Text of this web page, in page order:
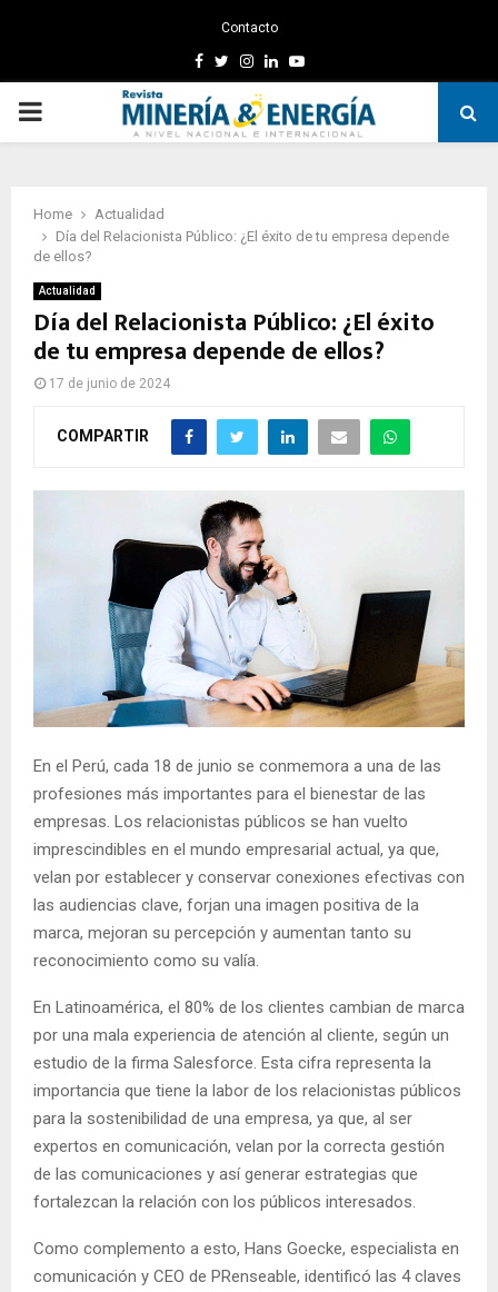
Contacto
Facebook
TwitterInstagram
LinkedinYoutube
PRIMARY
Home
Actualidad
Día del Relacionista Público: ¿El éxito de tu empresa depende
de ellos?
Actualidad
Día del Relacionista Público: ¿El éxito
de tu empresa depende de ellos?
17 de junio de 2024
COMPARTIR
En el Perú, cada 18 de junio se conmemora a una de las
profesiones más importantes para el bienestar de las
empresas. Los relacionistas públicos se han vuelto
imprescindibles en el mundo empresarial actual, ya que,
velan por establecer y conservar conexiones efectivas con
las audiencias clave, forjan una imagen positiva de la
marca, mejoran su percepción y aumentan tanto su
reconocimiento como su valía.
En Latinoamérica, el 80% de los clientes cambian de marca
por una mala experiencia de atención al cliente, según un
estudio de la firma Salesforce. Esta cifra representa la
importancia que tiene la labor de los relacionistas públicos
para la sostenibilidad de una empresa, ya que, al ser
expertos en comunicación, velan por la correcta gestión
de las comunicaciones y así generar estrategias que
fortalezcan la relación con los públicos interesados.
Como complemento a esto, Hans Goecke, especialista en
comunicación y CEO de PRenseable, identificó las 4 claves